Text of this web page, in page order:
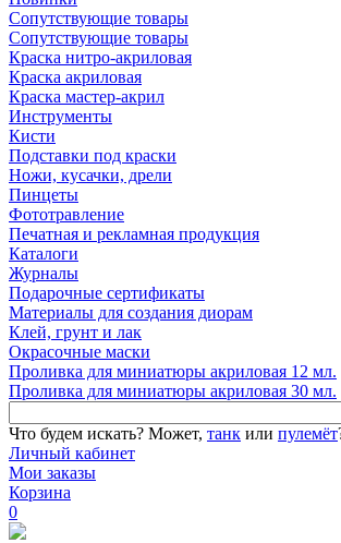
Сопутствующие товары
Сопутствующие товары
Краска нитро-акриловая
Краска акриловая
Краска мастер-акрил
Инструменты
Кисти
Подставки под краски
Ножи, кусачки, дрели
Пинцеты
Фототравление
Печатная и рекламная продукция
Каталоги
Журналы
Подарочные сертификаты
Материалы для создания диорам
Клей, грунт и лак
Окрасочные маски
Проливка для миниатюры акриловая 12 мл.
Проливка для миниатюры акриловая 30 мл.
Что будем искать? Может, танк или пулемёт
Личный кабинет
Мои заказы
Корзина
0